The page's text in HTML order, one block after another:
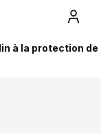
à la protection